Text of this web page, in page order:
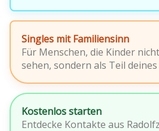
Singles mit Familiensinn
Für Menschen, die Kinder
sehen, sondern als Teil deines
Kostenlos starten
Entdecke Kontakte aus